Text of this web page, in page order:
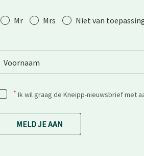
Aanhef
Mr Mrs Niet van
Voornaam
* Ik wil graag de Kneipp-nieuwsbrief met
MELD JE AAN